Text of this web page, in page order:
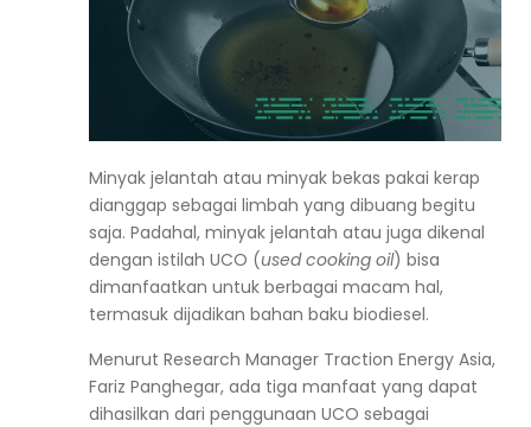
Minyak jelantah atau minyak bekas pakai kerap
dianggap sebagai limbah yang dibuang begitu
saja. Padahal, minyak jelantah atau juga dikenal
dengan istilah UCO (used cooking oil) bisa
dimanfaatkan untuk berbagai macam hal,
termasuk dijadikan bahan baku biodiesel.
Menurut Research Manager Traction Energy Asia,
Fariz Panghegar, ada tiga manfaat yang dapat
dihasilkan dari penggunaan UCO sebagai